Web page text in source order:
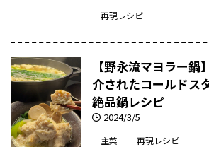
再現レシピ
【野永流マヨラー鍋
介されたコールドス
絶品鍋レシピ
2024/3/5
主菜 再現レシピ